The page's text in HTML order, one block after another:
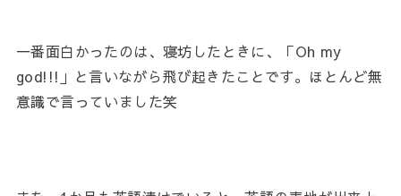
一番面白かったのは、寝坊したときに、「Oh my
god!!!」と言いながら飛び起きたことです。ほとんど無
意識で言っていました笑